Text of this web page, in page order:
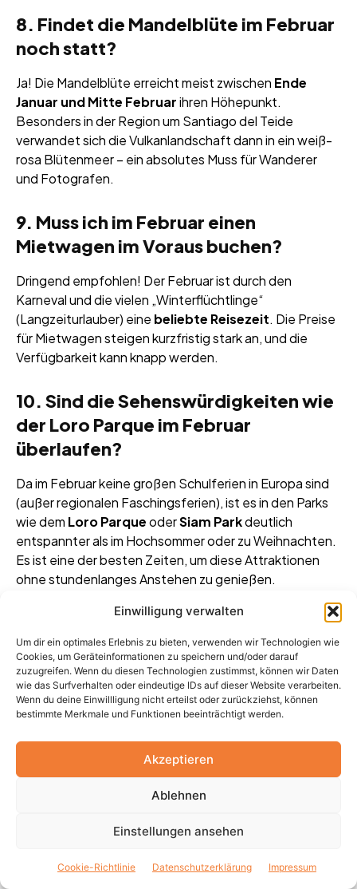
Einwilligung verwalten
Um dir ein optimales Erlebnis zu bieten, verwenden wir Technologien wie
Cookies, um Geräteinformationen zu speichern und/oder darauf
zuzugreifen. Wenn du diesen Technologien zustimmst, können wir Daten
wie das Surfverhalten oder eindeutige IDs auf dieser Website verarbeiten.
Wenn du deine Einwillligung nicht erteilst oder zurückziehst, können
bestimmte Merkmale und Funktionen beeinträchtigt werden.
Akzeptieren
Ablehnen
Einstellungen ansehen
Cookie-Richtlinie Datenschutzerklärung Impressum
8. Findet die Mandelblüte im Februar
noch statt?
Ja! Die Mandelblüte erreicht meist zwischen Ende
Januar und Mitte Februarihren Höhepunkt.
Besonders in der Region um Santiago del Teide
verwandet sich die Vulkanlandschaft dann in ein weiß-
rosa Blütenmeer – ein absolutes Muss für Wanderer
und Fotografen.
9. Muss ich im Februar einen
Mietwagen im Voraus buchen?
Dringend empfohlen! Der Februar ist durch den
Karneval und die vielen „Winterflüchtlinge“
(Langzeiturlauber) eine beliebte Reisezeit. Die Preise
für Mietwagen steigen kurzfristig stark an, und die
Verfügbarkeit kann knapp werden.
10. Sind die Sehenswürdigkeiten wie
der Loro Parque im Februar
überlaufen?
Da im Februar keine großen Schulferien in Europa sind
(außer regionalen Faschingsferien), ist es in den Parks
wie dem Loro ParqueoderSiam Parkdeutlich
entspannter als im Hochsommer oder zu Weihnachten.
Es ist eine der besten Zeiten, um diese Attraktionen
ohne stundenlanges Anstehen zu genießen.